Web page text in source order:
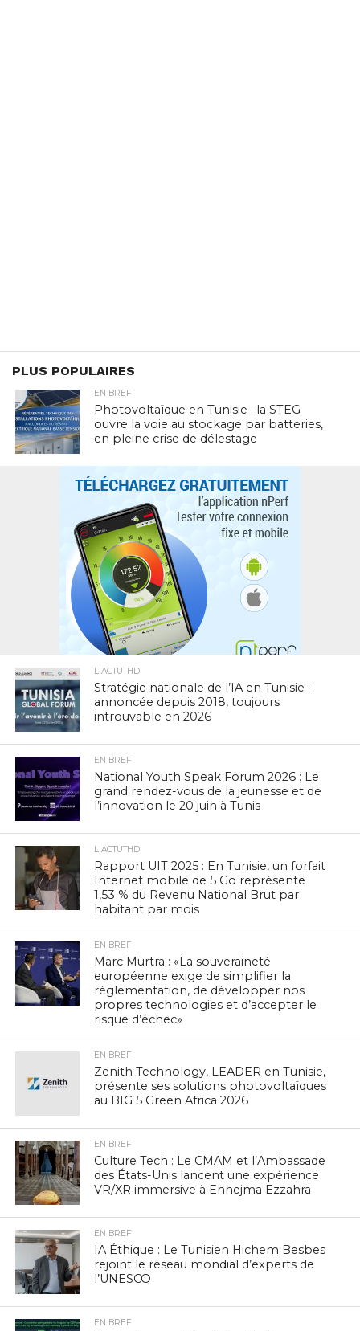
PLUS POPULAIRES
EN BREF
Photovoltaïque en Tunisie : la STEG
ouvre la voie au stockage par batteries,
en pleine crise de délestage
L'ACTUTHD
Stratégie nationale de l’IA en Tunisie :
annoncée depuis 2018, toujours
introuvable en 2026
EN BREF
National Youth Speak Forum 2026 : Le
grand rendez-vous de la jeunesse et de
l’innovation le 20 juin à Tunis
L'ACTUTHD
Rapport UIT 2025 : En Tunisie, un forfait
Internet mobile de 5 Go représente
1,53 % du Revenu National Brut par
habitant par mois
EN BREF
Marc Murtra : «La souveraineté
européenne exige de simplifier la
réglementation, de développer nos
propres technologies et d’accepter le
risque d’échec»
EN BREF
Zenith Technology, LEADER en Tunisie,
présente ses solutions photovoltaïques
au BIG 5 Green Africa 2026
EN BREF
Culture Tech : Le CMAM et l’Ambassade
des États-Unis lancent une expérience
VR/XR immersive à Ennejma Ezzahra
EN BREF
IA Éthique : Le Tunisien Hichem Besbes
rejoint le réseau mondial d’experts de
l’UNESCO
EN BREF